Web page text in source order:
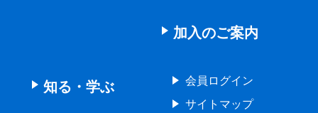
加入のご案内
知る・学ぶ
会員ログイン
サイトマップ